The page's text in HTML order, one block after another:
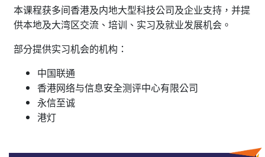
本课程获多间香港及内地大型科技公司及企业支持，并提
供本地及大湾区交流、培训、实习及就业发展机会。
部分提供实习机会的机构：
中国联通
香港网络与信息安全测评中心有限公司
永信至诚
港灯